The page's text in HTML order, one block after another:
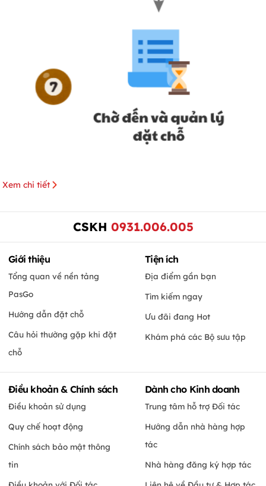
Xem chi tiết
CSKH 0931.006.005
Giới thiệu
Tổng quan về nền tảng
PasGo
Hướng dẫn đặt chỗ
Câu hỏi thường gặp khi đặt
chỗ
Tiện ích
Địa điểm gần bạn
Tìm kiếm ngay
Ưu đãi đang Hot
Khám phá các Bộ sưu tập
Điều khoản & Chính sách
Điều khoản sử dụng
Quy chế hoạt động
Chính sách bảo mật thông
tin
Dành cho Kinh doanh
Trung tâm hỗ trợ Đối tác
Hướng dẫn nhà hàng hợp
tác
Nhà hàng đăng ký hợp tác